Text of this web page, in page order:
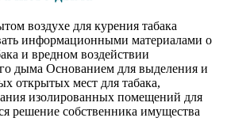
воздухе для курения табака
информационными материалами о
и вредном воздействии
дыма Основанием для выделения и
открытых мест для табака,
изолированных помещений для
решение собственника имущества